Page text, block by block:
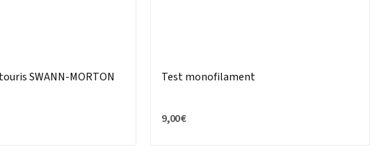
SWANN-MORTON Test monofilament
9,00 €